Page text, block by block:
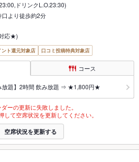
ドリンクL.O.23:30)
より徒歩約2分
応★)
ント還元対象店 口コミ投稿特典対象店
コース
放題】2時間 飲み放題 ⇒ ★1,800円★
ーの更新に失敗しました。
して空席状況を更新してください。
空席状況を更新する